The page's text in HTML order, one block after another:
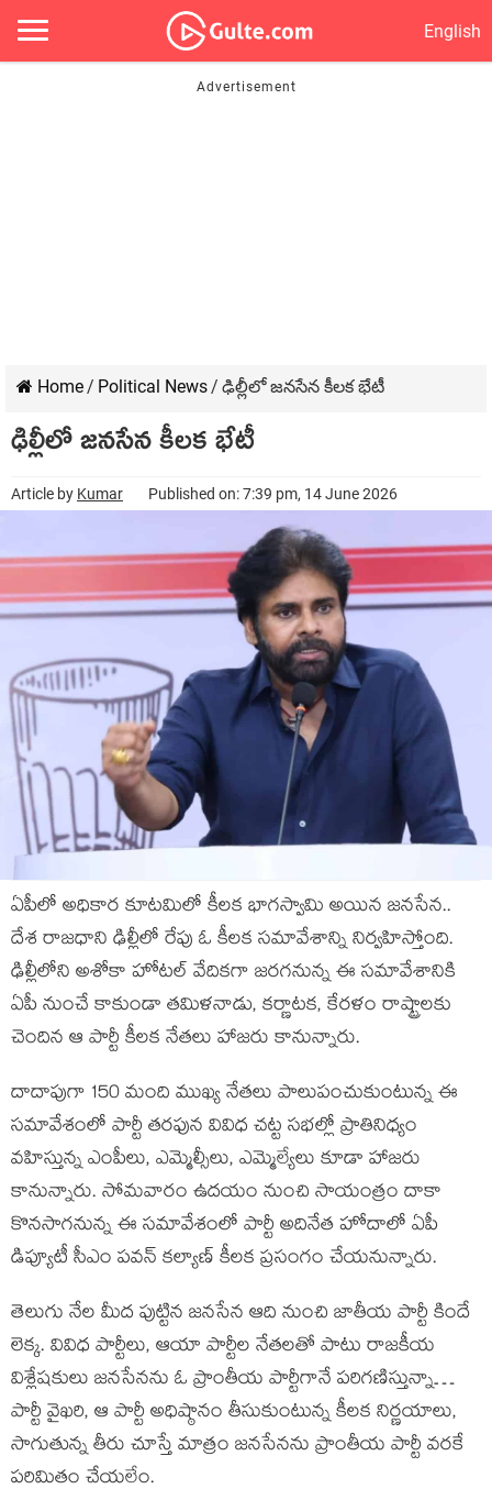
English
Home/ Political News/ ఢిల్లీలో జనసేన కీలక భేటీ
ఢిల్లీలో జనసేన కీలక భేటీ
Article by Kumar Published on: 7:39 pm, 14 June 2026
ఏపీలో అధికార కూటమిలో కీలక భాగస్వామి అయిన జనసేన..
దేశ రాజధాని ఢిల్లీలో రేపు ఓ కీలక సమావేశాన్ని నిర్వహిస్తోంది.
ఢిల్లీలోని అశోకా హోటల్ వేదికగా జరగనున్న ఈ సమావేశానికి
ఏపీ నుంచే కాకుండా తమిళనాడు, కర్ణాటక, కేరళం రాష్ట్రాలకు
చెందిన ఆ పార్టీ కీలక నేతలు హాజరు కానున్నారు.
దాదాపుగా 150 మంది ముఖ్య నేతలు పాలుపంచుకుంటున్న ఈ
సమావేశంలో పార్టీ తరఫున వివిధ చట్ట సభల్లో ప్రాతినిధ్యం
వహిస్తున్న ఎంపీలు, ఎమ్మెల్సీలు, ఎమ్మెల్యేలు కూడా హాజరు
కానున్నారు. సోమవారం ఉదయం నుంచి సాయంత్రం దాకా
కొనసాగనున్న ఈ సమావేశంలో పార్టీ అదినేత హోదాలో ఏపీ
డిప్యూటీ సీఎం పవన్ కల్యాణ్ కీలక ప్రసంగం చేయనున్నారు.
తెలుగు నేల మీద పుట్టిన జనసేన ఆది నుంచి జాతీయ పార్టీ కిందే
లెక్క. వివిధ పార్టీలు, ఆయా పార్టీల నేతలతో పాటు రాజకీయ
విశ్లేషకులు జనసేనను ఓ ప్రాంతీయ పార్టీగానే పరిగణిస్తున్నా…
పార్టీ వైఖరి, ఆ పార్టీ అధిష్ఠానం తీసుకుంటున్న కీలక నిర్ణయాలు,
సాగుతున్న తీరు చూస్తే మాత్రం జనసేనను ప్రాంతీయ పార్టీ వరకే
పరిమితం చేయలేం.